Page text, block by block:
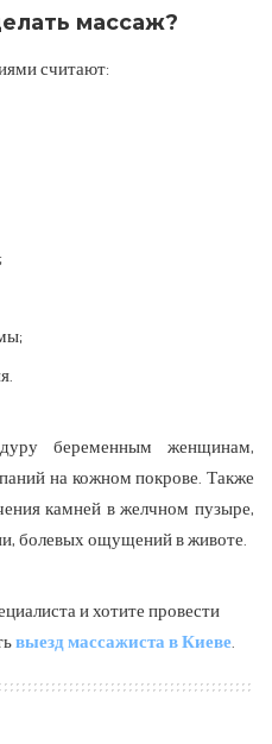
массаж?
считают:
беременным женщинам,
на кожном покрове. Также
камней в желчном пузыре,
болевых ощущений в животе.
и хотите провести
выезд массажиста в Киеве